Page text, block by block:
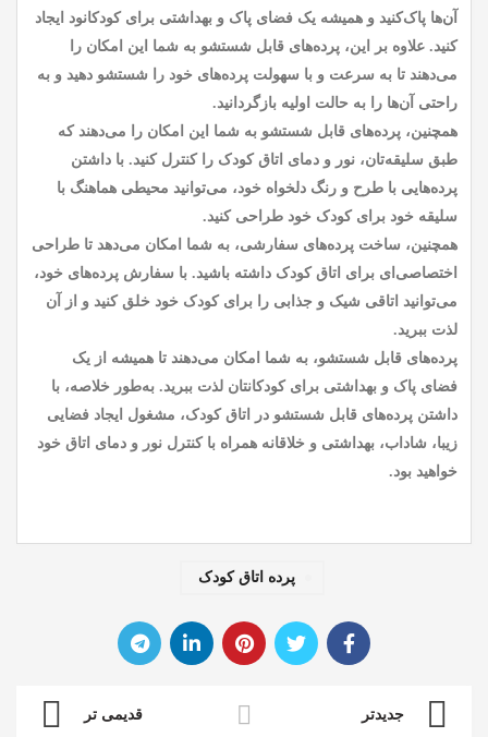
آن‌ها پاک‌کنید و همیشه یک فضای پاک و بهداشتی برای کودکانود ایجاد
کنید. علاوه بر این، پرده‌های قابل شستشو به شما این امکان را
می‌دهند تا به سرعت و با سهولت پرده‌های خود را شستشو دهید و به
راحتی آن‌ها را به حالت اولیه بازگردانید.
همچنین، پرده‌های قابل شستشو به شما این امکان را می‌دهند که
طبق سلیقه‌تان، نور و دمای اتاق کودک را کنترل کنید. با داشتن
پرده‌هایی با طرح و رنگ دلخواه خود، می‌توانید محیطی هماهنگ با
سلیقه خود برای کودک خود طراحی کنید.
همچنین، ساخت پرده‌های سفارشی، به شما امکان می‌دهد تا طراحی
اختصاصی‌ای برای اتاق کودک داشته باشید. با سفارش پرده‌های خود،
می‌توانید اتاقی شیک و جذابی را برای کودک خود خلق کنید و از آن
لذت ببرید.
پرده‌های قابل شستشو، به شما امکان می‌دهند تا همیشه از یک
فضای پاک و بهداشتی برای کودکانتان لذت ببرید. به‌طور خلاصه، با
داشتن پرده‌های قابل شستشو در اتاق کودک، مشغول ایجاد فضایی
زیبا، شاداب، بهداشتی و خلاقانه همراه با کنترل نور و دمای اتاق خود
خواهید بود.
پرده اتاق کودک
جدیدتر قدیمی تر